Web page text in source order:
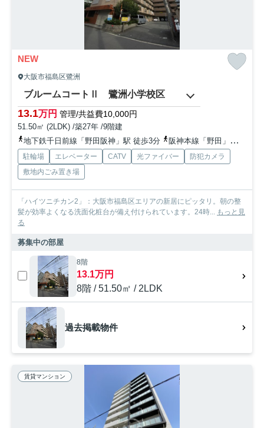
NEW
大阪市福島区鷺洲
ブルームコートⅡ 鷺洲小学校区
13.1万円 管理/共益費10,000円
51.50㎡ (2LDK) /築27年 /9階建
地下鉄千日前線「野田阪神」駅 徒歩3分
阪神本線「野田」駅 徒歩3分
駐輪場 エレベーター CATV 光ファイバー
防犯カメラ
敷地内ごみ置き場
「ハイツニチカン2」：大阪市福島区エリアの新居にピッタリ。朝の整
髪が効率よくなる洗面化粧台が備え付けられています。24時... もっと見
る
募集中の部屋
8階
13.1万円
8階 / 51.50㎡ / 2LDK
過去掲載物件
賃貸マンション